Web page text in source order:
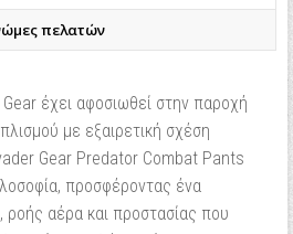
πελατών
έχει αφοσιωθεί στην παροχή
με εξαιρετική σχέση
Gear Predator Combat Pants
προσφέροντας ένα
ροής αέρα και προστασίας που